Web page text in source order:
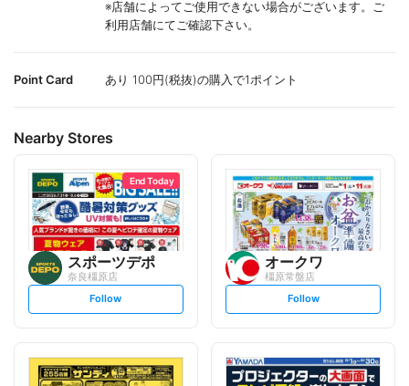
※店舗によってご使用できない場合がございます。ご
利用店舗にてご確認下さい。
Point Card あり 100円(税抜)の購入で1ポイント
Nearby Stores
End Today
スポーツデポ
奈良橿原店
s
t
l
o
w
Follow
オークワ
橿原常盤店
s
t
l
o
w
Follow